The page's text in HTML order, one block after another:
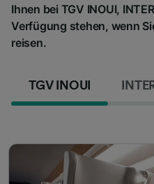
Ihnen bei TGV INOUI,
Verfügung stehen, wenn
reisen.
TGV INOUI